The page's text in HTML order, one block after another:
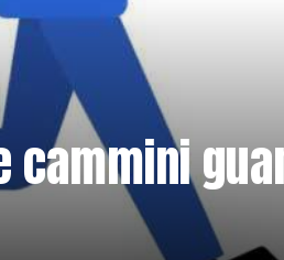
cammini